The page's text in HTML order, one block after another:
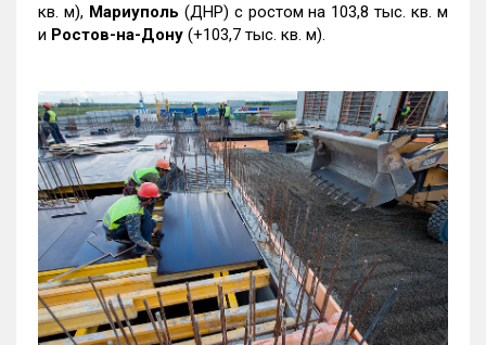
кв. м), Мариуполь (ДНР) с ростом на 103,8 тыс. кв. м
и Ростов-на-Дону (+103,7 тыс. кв. м).